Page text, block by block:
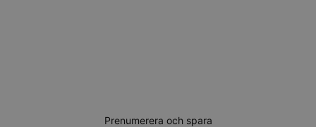
Prenumerera och spara